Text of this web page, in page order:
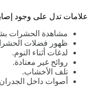
علامات تدل على وجود
مشاهدة الحشرات
ظهور فضلات
لدغات أثناء النوم.
روائح غير معتادة.
تلف الأخشاب.
أصوات داخل